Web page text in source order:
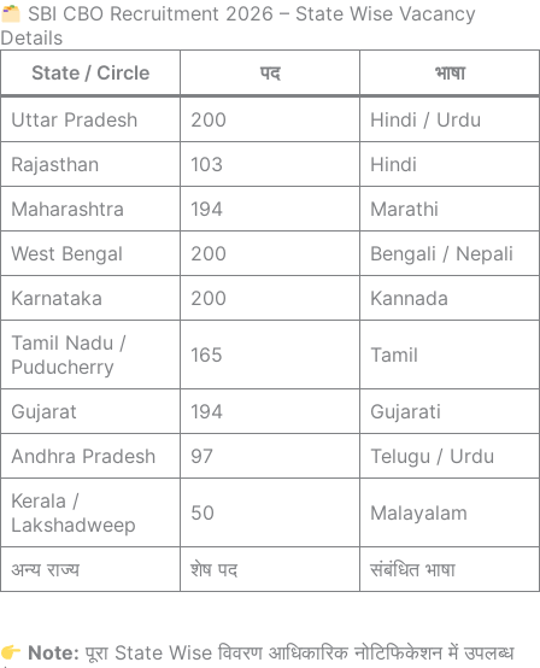
SBI CBO Recruitment 2026 – State Wise Vacancy
Details
State / Circle
पद
भाषा
Uttar Pradesh
200
Hindi / Urdu
Rajasthan
103
Hindi
Maharashtra
194
Marathi
West Bengal
200
Bengali / Nepali
Karnataka
200
Kannada
Tamil Nadu /
Puducherry
165 Tamil
Gujarat 194
Gujarati
Andhra Pradesh
97
Telugu / Urdu
Kerala /
Lakshadweep
50 Malayalam
अन्य राज्य शेष पद संबंधित भाषा
Note: पूरा State Wise विवरण आधिकारिक नोटिफिकेशन में उपलब्ध